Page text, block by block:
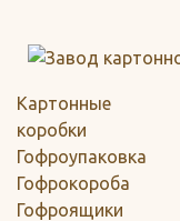
Картонные
коробки
Гофроупаковка
Гофрокороба
Гофроящики